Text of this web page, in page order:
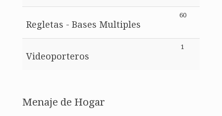
Regletas - Bases Multiples
60
Videoporteros
1
Menaje de Hogar